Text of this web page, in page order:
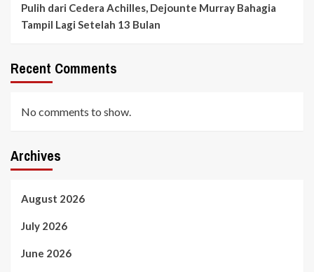
Pulih dari Cedera Achilles, Dejounte Murray Bahagia
Tampil Lagi Setelah 13 Bulan
Recent Comments
No comments to show.
Archives
August 2026
July 2026
June 2026